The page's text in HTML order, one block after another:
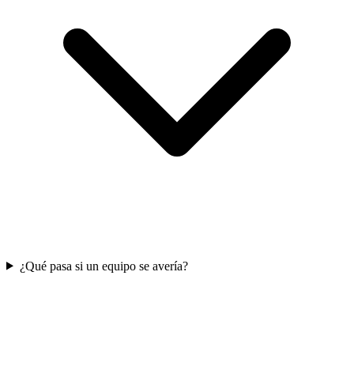
¿Qué pasa si un equipo se avería?